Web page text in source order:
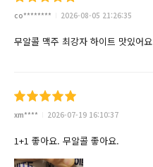
co******** 2026-08-05 21:26:35
무알콜 맥주 최강자 하이트 맛있어요
xm**** 2026-07-19 16:10:37
1+1 좋아요. 무알콜 좋아요.